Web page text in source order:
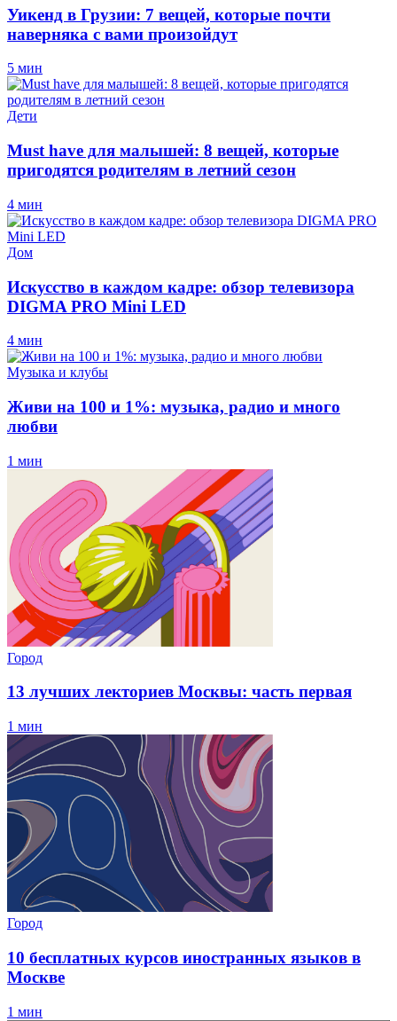
Уикенд в Грузии: 7 вещей, которые почти
наверняка с вами произойдут
5 мин
Дети
Must have для малышей: 8 вещей, которые
пригодятся родителям в летний сезон
4 мин
Дом
Искусство в каждом кадре: обзор телевизора
DIGMA PRO Mini LED
4 мин
Музыка и клубы
Живи на 100 и 1%: музыка, радио и много
любви
1 мин
Город
13 лучших лекториев Москвы: часть первая
1 мин
Город
10 бесплатных курсов иностранных языков в
Москве
1 мин